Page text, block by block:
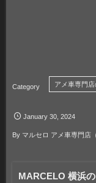
アメ車専門
January 30 ,2024
By マルセロ アメ車専門店
MARCELO 横浜